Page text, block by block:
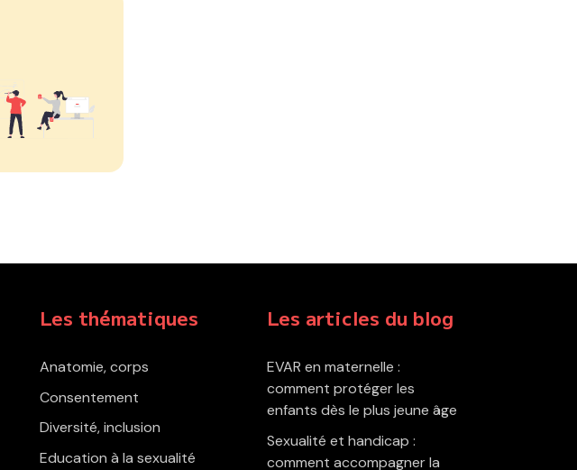
Les thématiques
Anatomie, corps
Consentement
Diversité, inclusion
Education à la sexualité
Les articles du blog
EVAR en maternelle :
comment protéger les
enfants dès le plus jeune âge
Sexualité et handicap :
comment accompagner la